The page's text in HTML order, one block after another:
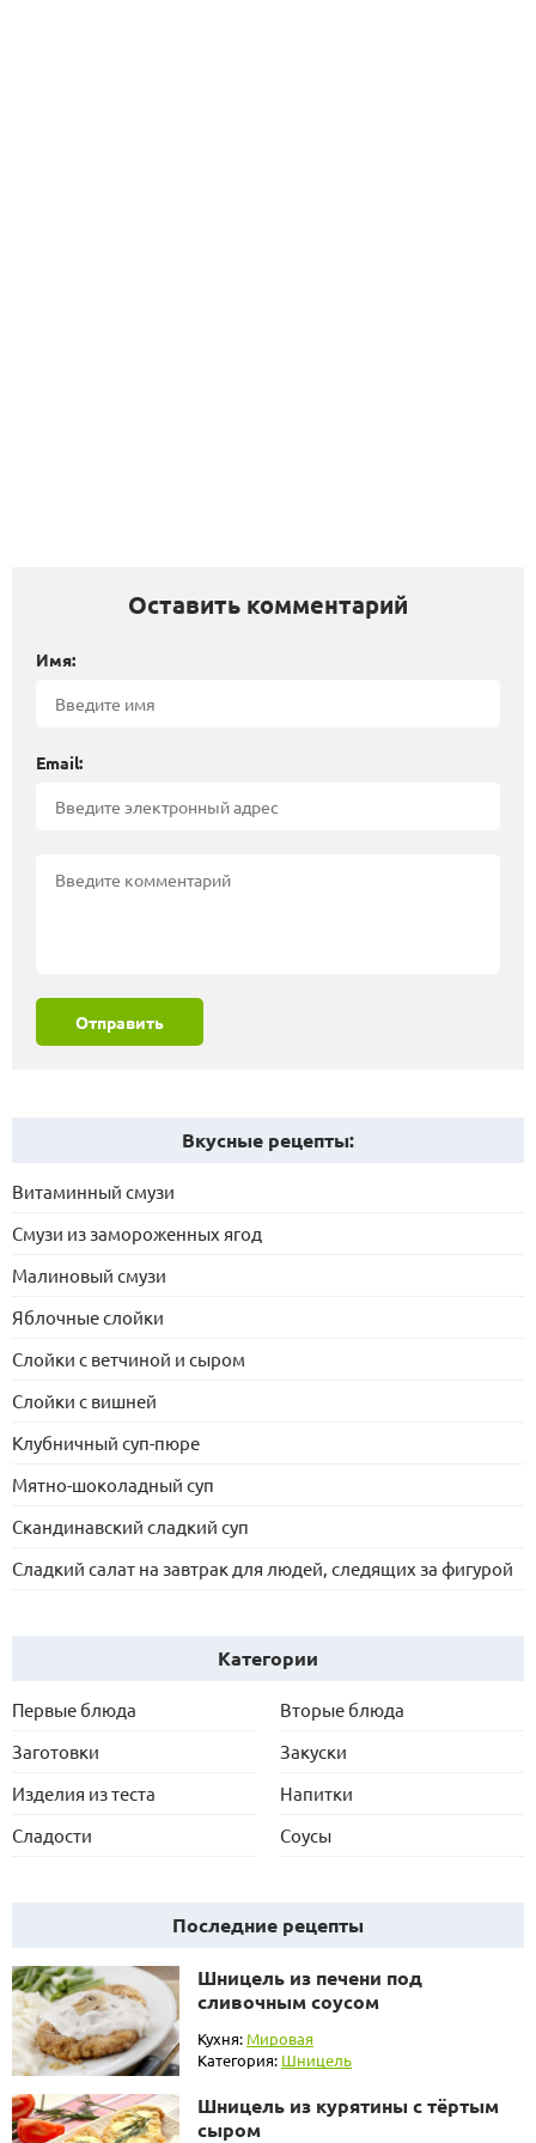
Оставить комментарий
Имя:
Email:
Отправить
Вкусные рецепты:
Витаминный смузи
Смузи из замороженных ягод
Малиновый смузи
Яблочные слойки
Слойки с ветчиной и сыром
Слойки с вишней
Клубничный суп-пюре
Мятно-шоколадный суп
Скандинавский сладкий суп
Сладкий салат на завтрак для людей, следящих за фигурой
Категории
Первые блюда
Вторые блюда
Заготовки
Закуски
Изделия из теста
Напитки
Сладости
Соусы
Последние рецепты
Шницель из печени под
сливочным соусом
Кухня: Мировая
Категория: Шницель
Шницель из курятины с тёртым
сыром